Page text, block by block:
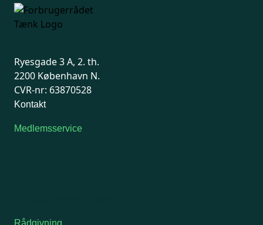
Ryesgade 3 A, 2. th.
2200 København N.
CVR-nr: 63870528
Kontakt
Medlemsservice
Rådgivning